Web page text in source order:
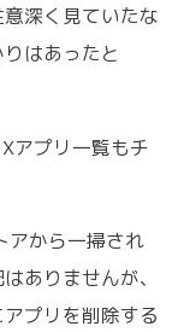
深く見ていたな
はあったと
アプリ一覧もチ
アから一掃され
ありませんが、
プリを削除する